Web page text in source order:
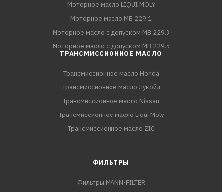
Моторное масло LIQUI MOLY
Моторное масло MB 229.1
Моторное масло с допуском MB 229.3
Моторное масло с допуском MB 229.5
ТРАНСМИССИОННОЕ МАСЛО
Трансмиссионное масло Honda
Трансмиссионное масло Лукойл
Трансмиссионное масло Nissan
Трансмиссионное масло Liqui Moly
Трансмиссионное масло ZIC
ФИЛЬТРЫ
Фильтры MANN-FILTER